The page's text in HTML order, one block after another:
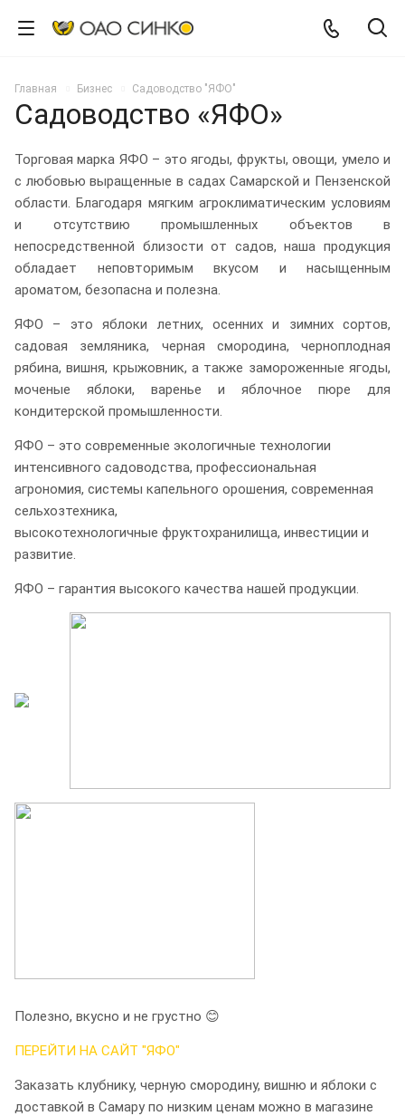
Главная Бизнес Садоводство "ЯФО"
Садоводство «ЯФО»
Торговая марка ЯФО – это ягоды, фрукты, овощи, умело и
с любовью выращенные в садах Самарской и Пензенской
области. Благодаря мягким агроклиматическим условиям
и отсутствию промышленных объектов в
непосредственной близости от садов, наша продукция
обладает неповторимым вкусом и насыщенным
ароматом, безопасна и полезна.
ЯФО – это яблоки летних, осенних и зимних сортов,
садовая земляника, черная смородина, черноплодная
рябина, вишня, крыжовник, а также замороженные ягоды,
моченые яблоки, варенье и яблочное пюре для
кондитерской промышленности.
ЯФО – это современные экологичные технологии
интенсивного садоводства, профессиональная
агрономия, системы капельного орошения, современная
сельхозтехника,
высокотехнологичные фруктохранилища, инвестиции и
развитие.
ЯФО – гарантия высокого качества нашей продукции.
Полезно, вкусно и не грустно 😊
ПЕРЕЙТИ НА САЙТ "ЯФО"
Заказать клубнику, черную смородину, вишню и яблоки с
доставкой в Самару по низким ценам можно в магазине